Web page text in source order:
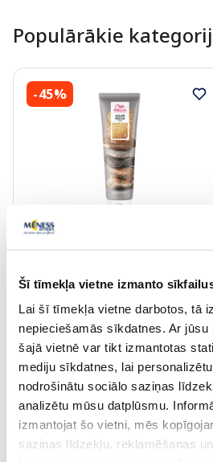
Šī tīmekļa vietne izmanto
Lai šī tīmekļa vietne darbotos, tā
nepieciešamās sīkdatnes. Ar jūsu
šajā vietnē var tikt izmantotas
mediju sīkdatnes, lai
nodrošinātu sociālo saziņas
analizētu mūsu datplūsmu.
izmantojat šo vietni, mēs
saziņas līdzekļu, reklamēšanas
Populārākie
-45%
WELLA PROFESSIONALS Color
Fresh Mask Golden Gloss tonējoša
15.72 € 28.59 €
Pirkt
Standarta cena: 28.59 €
Page 1 of 10
Saules aizsardzībai